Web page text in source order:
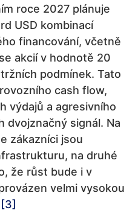
roce 2027 plánuje
USD kombinací
financování, včetně
akcií v hodnotě 20
podmínek. Tato
cash flow,
výdajů a agresivního
dvojznačný signál. Na
zákazníci jsou
na druhé
že růst bude i v
velmi vysokou
[3]